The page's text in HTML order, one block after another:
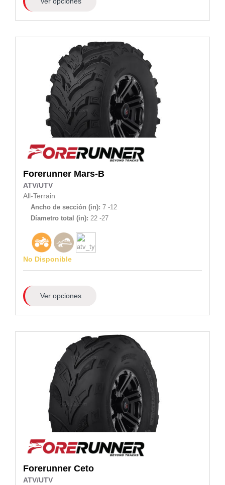
Forerunner Mars-B
ATV/UTV
All-Terrain
Ancho de sección (in): 7 -12
Díametro total (in): 22 -27
No Disponible
Ver opciones
Forerunner Ceto
ATV/UTV